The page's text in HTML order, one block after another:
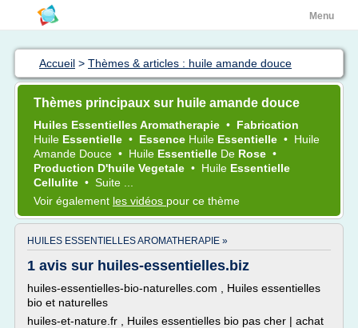
Menu
Accueil > Thèmes & articles : huile amande douce
Thèmes principaux sur huile amande douce
Huiles Essentielles Aromatherapie • Fabrication
Huile Essentielle • Essence Huile Essentielle • Huile
Amande Douce • Huile Essentielle De Rose •
Production D'huile Vegetale • Huile Essentielle
Cellulite • Suite ...
Voir également les vidéos pour ce thème
HUILES ESSENTIELLES AROMATHERAPIE »
1 avis sur huiles-essentielles.biz
huiles-essentielles-bio-naturelles.com , Huiles essentielles
bio et naturelles
huiles-et-nature.fr , Huiles essentielles bio pas cher | achat